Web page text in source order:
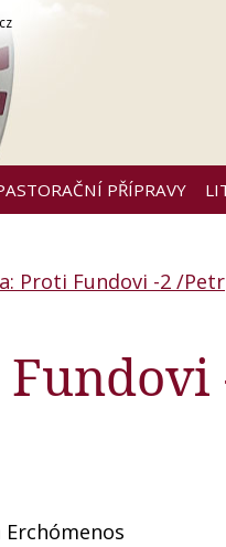
PŘÍPRAVY
Proti Fundovi -2 /Petr